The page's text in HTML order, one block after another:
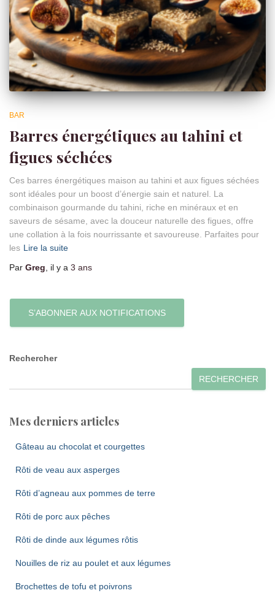
BAR
Barres énergétiques au tahini et
figues séchées
Ces barres énergétiques maison au tahini et aux figues séchées
sont idéales pour un boost d’énergie sain et naturel. La
combinaison gourmande du tahini, riche en minéraux et en
saveurs de sésame, avec la douceur naturelle des figues, offre
une collation à la fois nourrissante et savoureuse. Parfaites pour
les Lire la suite
Par Greg, il y a 3 ans
S’ABONNER AUX NOTIFICATIONS
Rechercher
RECHERCHER
Mes derniers articles
Gâteau au chocolat et courgettes
Rôti de veau aux asperges
Rôti d’agneau aux pommes de terre
Rôti de porc aux pêches
Rôti de dinde aux légumes rôtis
Nouilles de riz au poulet et aux légumes
Brochettes de tofu et poivrons